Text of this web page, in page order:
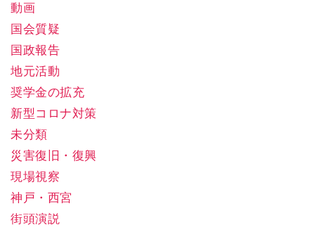
動画
国会質疑
国政報告
地元活動
奨学金の拡充
新型コロナ対策
未分類
災害復旧・復興
現場視察
神戸・西宮
街頭演説